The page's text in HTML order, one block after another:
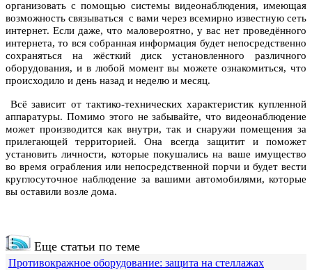
организовать с помощью системы видеонаблюдения, имеющая
возможность связываться с вами через всемирно известную сеть
интернет. Если даже, что маловероятно, у вас нет проведённого
интернета, то вся собранная информация будет непосредственно
сохраняться на жёсткий диск установленного различного
оборудования, и в любой момент вы можете ознакомиться, что
происходило и день назад и неделю и месяц.
Всё зависит от тактико-технических характеристик купленной
аппаратуры. Помимо этого не забывайте, что видеонаблюдение
может производится как внутри, так и снаружи помещения за
прилегающей территорией. Она всегда защитит и поможет
установить личности, которые покушались на ваше имущество
во время ограбления или непосредственной порчи и будет вести
круглосуточное наблюдение за вашими автомобилями, которые
вы оставили возле дома.
Еще статьи по теме
Противокражное оборудование: защита на стеллажах